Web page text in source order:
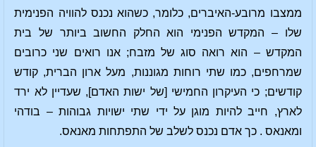
ממצבו מרובע-האיברים, כלומר, כשהוא נכנס להוויה הפנימית
שלו – המקדש הפנימי הוא החלק החשוב ביותר של בית
המקדש – הוא רואה סוג של מזבח; אנו רואים שני כרובים
שמרחפים, כמו שתי רוחות מגוננות, מעל ארון הברית, קודש
קודשים; כי העיקרון החמישי [של ישות האדם], שעדיין לא ירד
לארץ, חייב להיות מוגן על ידי שתי ישויות גבוהות – בודהי
ומאנאס . כך אדם נכנס לשלב של התפתחות מאנאס.